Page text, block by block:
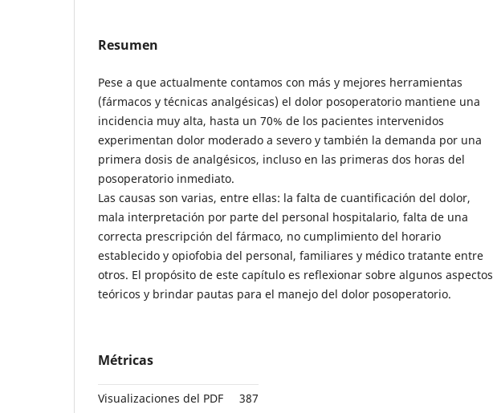
Resumen
Pese a que actualmente contamos con más y mejores herramientas
(fármacos y técnicas analgésicas) el dolor posoperatorio mantiene una
incidencia muy alta, hasta un 70% de los pacientes intervenidos
experimentan dolor moderado a severo y también la demanda por una
primera dosis de analgésicos, incluso en las primeras dos horas del
posoperatorio inmediato.
Las causas son varias, entre ellas: la falta de cuantificación del dolor,
mala interpretación por parte del personal hospitalario, falta de una
correcta prescripción del fármaco, no cumplimiento del horario
establecido y opiofobia del personal, familiares y médico tratante entre
otros. El propósito de este capítulo es reflexionar sobre algunos aspectos
teóricos y brindar pautas para el manejo del dolor posoperatorio.
Métricas
Visualizaciones del PDF 387